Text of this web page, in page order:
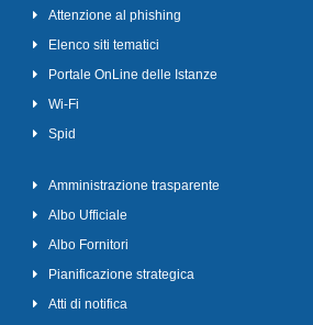
Attenzione al phishing
Elenco siti tematici
Portale OnLine delle Istanze
Wi-Fi
Spid
Amministrazione trasparente
Albo Ufficiale
Albo Fornitori
Pianificazione strategica
Atti di notifica